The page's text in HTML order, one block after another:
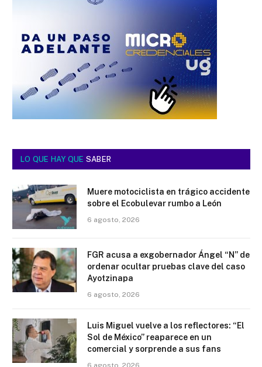
LO QUE HAY QUE SABER
Muere motociclista en trágico accidente
sobre el Ecobulevar rumbo a León
6 agosto, 2026
FGR acusa a exgobernador Ángel “N” de
ordenar ocultar pruebas clave del caso
Ayotzinapa
6 agosto, 2026
Luis Miguel vuelve a los reflectores: “El
Sol de México” reaparece en un
comercial y sorprende a sus fans